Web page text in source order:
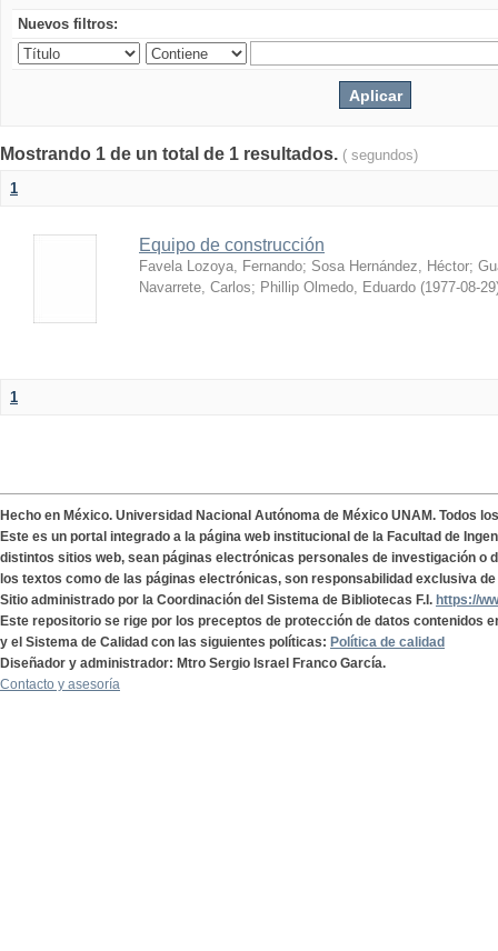
Nuevos filtros:
Mostrando 1 de un total de 1 resultados. ( segundos)
1
Equipo de construcción
Favela Lozoya, Fernando; Sosa Hernández, Héctor;
Navarrete, Carlos; Phillip Olmedo, Eduardo (1977-08-29
1
Hecho en México. Universidad Nacional Autónoma de México UNAM. Todos
Este es un portal integrado a la página web institucional de la Facultad de
distintos sitios web, sean páginas electrónicas personales de investigación o
los textos como de las páginas electrónicas, son responsabilidad exclusiva
Sitio administrado por la Coordinación del Sistema de Bibliotecas F.I. https://
Este repositorio se rige por los preceptos de protección de datos contenidos
y el Sistema de Calidad con las siguientes políticas: Política de calidad
Diseñador y administrador: Mtro Sergio Israel Franco García.
Contacto y asesoría